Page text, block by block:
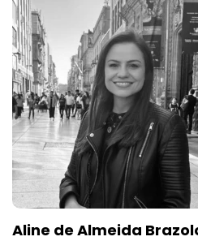
Aline de Almeida